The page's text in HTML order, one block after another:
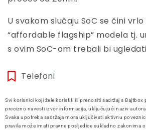
U svakom slučaju SoC se čini
“affordable flagship” modela tj.
s ovim SoC-om trebali bi
Telefoni
Svi korisnici koji žele koristiti ili prenositi sadržaj s
precizno navesti izvor informacija, uključujući naziv
Svaka upotreba sadržaja mora uključivati aktivnu
pravila može imati pravne posljedice sukladno zakonima